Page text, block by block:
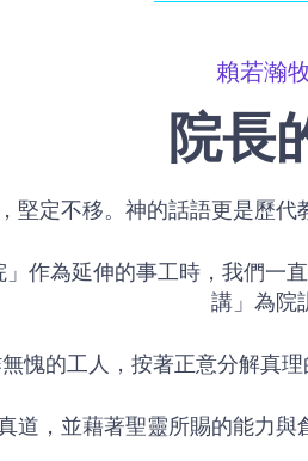
賴若瀚
院長
堅定不移。神的話語更是歷
作為延伸的事工時，我們一
講」為院
愧的工人，按著正意分解真
道，並藉著聖靈所賜的能力